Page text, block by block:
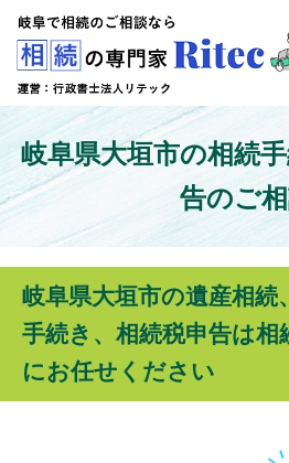
岐阜県大垣市の相続
告のご
岐阜県大垣市の遺産相続
手続き、相続税申告は相
にお任せください